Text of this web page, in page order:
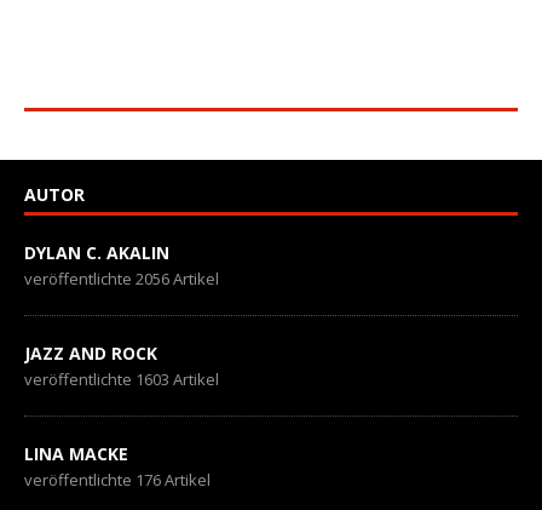
AUTOR
DYLAN C. AKALIN
veröffentlichte 2056 Artikel
JAZZ AND ROCK
veröffentlichte 1603 Artikel
LINA MACKE
veröffentlichte 176 Artikel